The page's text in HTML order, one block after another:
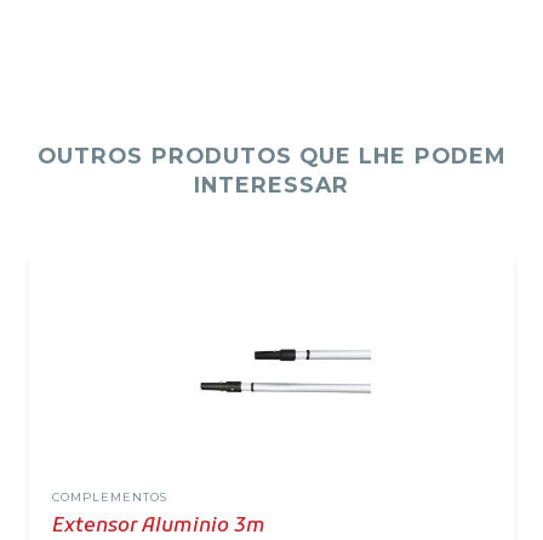
OUTROS PRODUTOS QUE LHE PODEM
INTERESSAR
COMPLEMENTOS
Extensor Aluminio 3m